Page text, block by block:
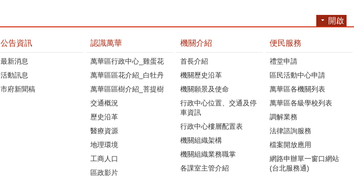
開啟
公告資訊
最新消息
活動訊息
市府新聞稿
認識萬華
萬華區行政中心_雞蛋花
萬華區區花介紹_白牡丹
萬華區區樹介紹_菩提樹
交通概況
歷史沿革
醫療資源
地理環境
工商人口
區政影片
機關介紹
首長介紹
機關歷史沿革
機關願景及使命
行政中心位置、交通及停
車資訊
行政中心樓層配置表
機關組織架構
機關組織業務職掌
各課室主管介紹
便民服務
禮堂申請
區民活動中心申請
萬華區各機關列表
萬華區各級學校列表
調解業務
法律諮詢服務
檔案開放應用
網路申辦單一窗口網站
(台北服務通)